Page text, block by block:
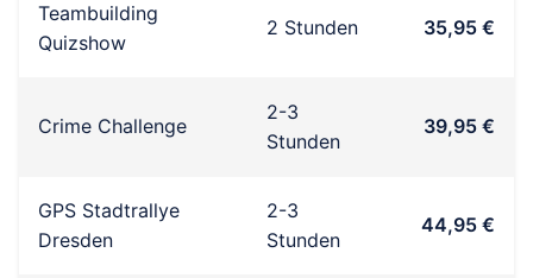
Teambuilding
Quizshow
2 Stunden 35,95 €
Crime Challenge
2-3
Stunden
39,95 €
GPS Stadtrallye
Dresden
2-3
Stunden
44,95 €